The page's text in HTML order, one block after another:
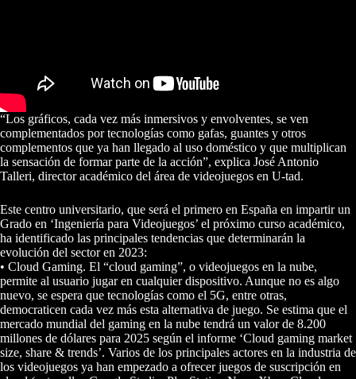
“Los gráficos, cada vez más inmersivos y envolventes, se ven
complementados por tecnologías como gafas, guantes y otros
complementos que ya han llegado al uso doméstico y que multiplican
la sensación de formar parte de la acción”, explica José Antonio
Talleri, director académico del área de videojuegos en U-tad.
Este centro universitario, que será el primero en España en impartir un
Grado en ‘Ingeniería para Videojuegos’ el próximo curso académico,
ha identificado las principales tendencias que determinarán la
evolución del sector en 2023:
• Cloud Gaming. El “cloud gaming”, o videojuegos en la nube,
permite al usuario jugar en cualquier dispositivo. Aunque no es algo
nuevo, se espera que tecnologías como el 5G, entre otras,
democraticen cada vez más esta alternativa de juego. Se estima que el
mercado mundial del gaming en la nube tendrá un valor de 8.200
millones de dólares para 2025 según el informe ‘Cloud gaming market
size, share & trends’. Varios de los principales actores en la industria de
los videojuegos ya han empezado a ofrecer juegos de suscripción en